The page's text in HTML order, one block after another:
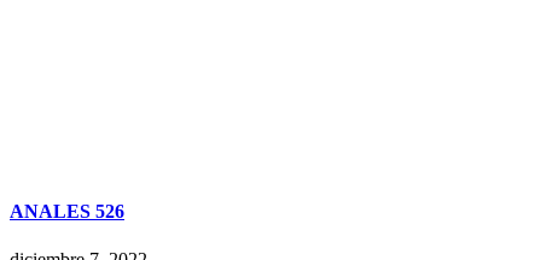
ANALES 526